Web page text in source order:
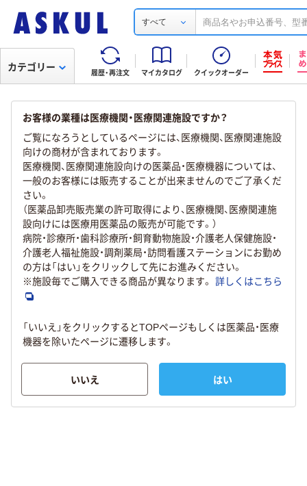
すべて
履歴・再注文 マイカタログ クイックオーダー
カテゴリー
お客様の業種は医療機関・医療関連施設ですか？
ご覧になろうとしているページには、医療機関、医療関連施設
向けの商材が含まれております。
医療機関、医療関連施設向けの医薬品・医療機器については、
一般のお客様には販売することが出来ませんのでご了承くだ
さい。
（医薬品卸売販売業の許可取得により、医療機関、医療関連施
設向けには医療用医薬品の販売が可能です。）
病院・診療所・歯科診療所・飼育動物施設・介護老人保健施設・
介護老人福祉施設・調剤薬局・訪問看護ステーションにお勤め
の方は「はい」をクリックして先にお進みください。
※施設毎でご購入できる商品が異なります。 詳しくはこちら
「いいえ」をクリックするとTOPページもしくは医薬品・医療
機器を除いたページに遷移します。
いいえ はい